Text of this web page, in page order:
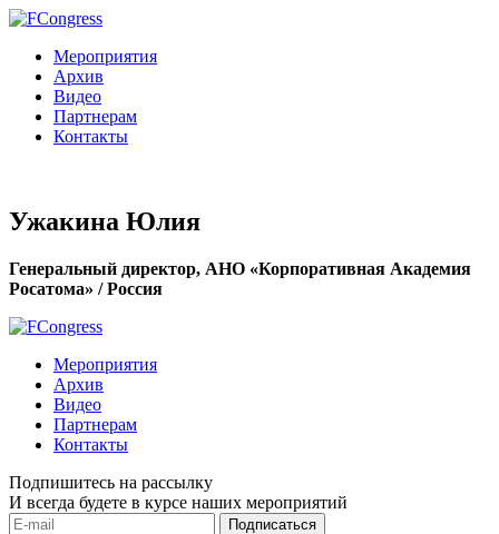
Мероприятия
Архив
Видео
Партнерам
Контакты
Ужакина Юлия
Генеральный директор, АНО «Корпоративная Академия
Росатома» / Россия
Мероприятия
Архив
Видео
Партнерам
Контакты
Подпишитесь на рассылку
И всегда будете в курсе наших мероприятий
Подписаться